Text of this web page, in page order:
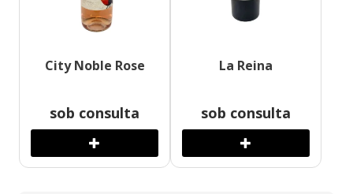
City Noble Rose
sob consulta
La Reina
sob consulta